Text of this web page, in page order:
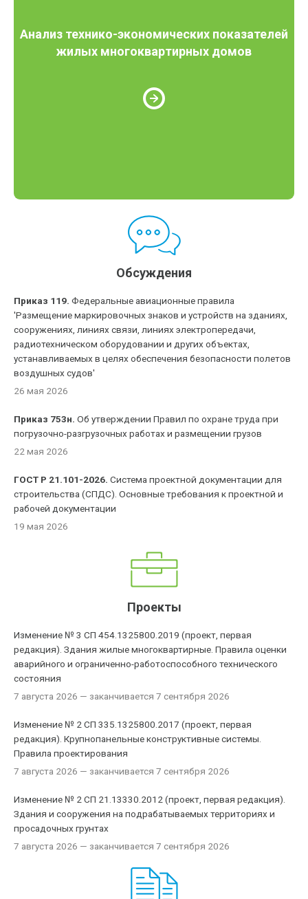
Анализ технико-экономических показателей
жилых многоквартирных домов
Обсуждения
Приказ 119. Федеральные авиационные правила
'Размещение маркировочных знаков и устройств на зданиях,
сооружениях, линиях связи, линиях электропередачи,
радиотехническом оборудовании и других объектах,
устанавливаемых в целях обеспечения безопасности полетов
воздушных судов'
26 мая 2026
Приказ 753н. Об утверждении Правил по охране труда при
погрузочно-разгрузочных работах и размещении грузов
22 мая 2026
ГОСТ Р 21.101-2026. Система проектной документации для
строительства (СПДС). Основные требования к проектной и
рабочей документации
19 мая 2026
Проекты
Изменение № 3 СП 454.1325800.2019 (проект, первая
редакция). Здания жилые многоквартирные. Правила оценки
аварийного и ограниченно-работоспособного технического
состояния
7 августа 2026 — заканчивается 7 сентября 2026
Изменение № 2 СП 335.1325800.2017 (проект, первая
редакция). Крупнопанельные конструктивные системы.
Правила проектирования
7 августа 2026 — заканчивается 7 сентября 2026
Изменение № 2 СП 21.13330.2012 (проект, первая редакция).
Здания и сооружения на подрабатываемых территориях и
просадочных грунтах
7 августа 2026 — заканчивается 7 сентября 2026